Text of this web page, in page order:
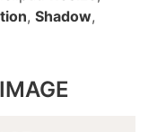
, Shadow,